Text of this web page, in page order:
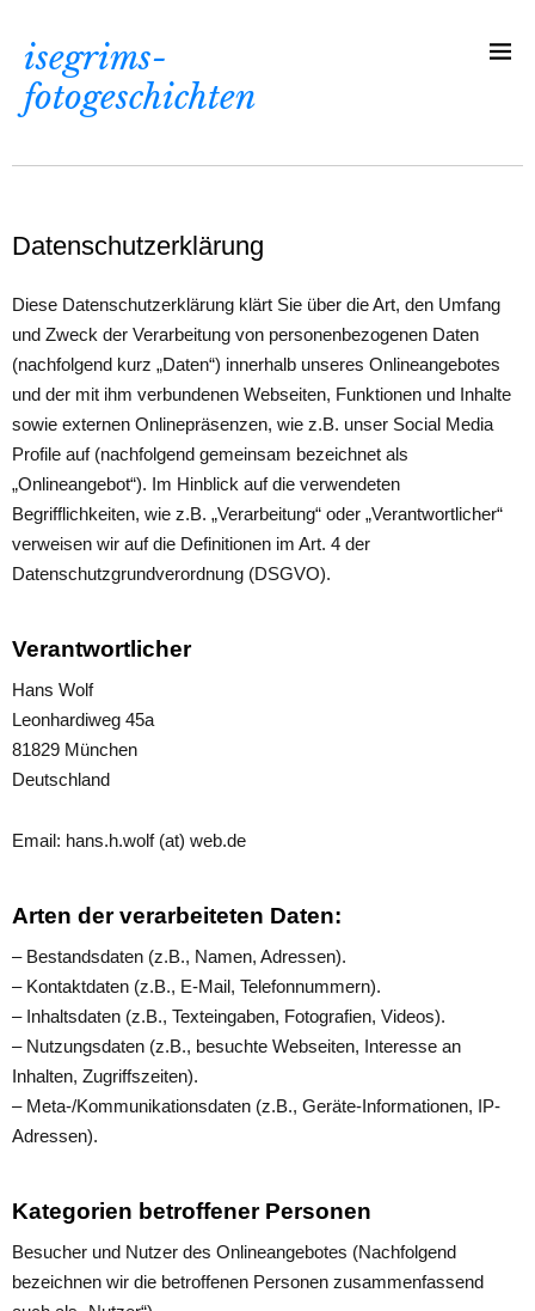
isegrims-
fotogeschichten
Datenschutzerklärung
Diese Datenschutzerklärung klärt Sie über die Art, den Umfang
und Zweck der Verarbeitung von personenbezogenen Daten
(nachfolgend kurz „Daten“) innerhalb unseres Onlineangebotes
und der mit ihm verbundenen Webseiten, Funktionen und Inhalte
sowie externen Onlinepräsenzen, wie z.B. unser Social Media
Profile auf (nachfolgend gemeinsam bezeichnet als
„Onlineangebot“). Im Hinblick auf die verwendeten
Begrifflichkeiten, wie z.B. „Verarbeitung“ oder „Verantwortlicher“
verweisen wir auf die Definitionen im Art. 4 der
Datenschutzgrundverordnung (DSGVO).
Verantwortlicher
Hans Wolf
Leonhardiweg 45a
81829 München
Deutschland
Email: hans.h.wolf (at) web.de
Arten der verarbeiteten Daten:
– Bestandsdaten (z.B., Namen, Adressen).
– Kontaktdaten (z.B., E-Mail, Telefonnummern).
– Inhaltsdaten (z.B., Texteingaben, Fotografien, Videos).
– Nutzungsdaten (z.B., besuchte Webseiten, Interesse an
Inhalten, Zugriffszeiten).
– Meta-/Kommunikationsdaten (z.B., Geräte-Informationen, IP-
Adressen).
Kategorien betroffener Personen
Besucher und Nutzer des Onlineangebotes (Nachfolgend
bezeichnen wir die betroffenen Personen zusammenfassend